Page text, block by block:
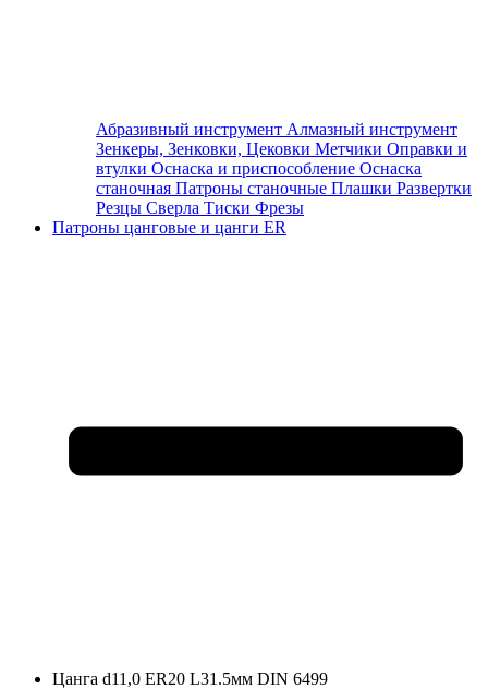
Абразивный инструмент Алмазный инструмент
Зенкеры, Зенковки, Цековки Метчики Оправки и
втулки Оснаска и приспособление Оснаска
станочная Патроны станочные Плашки Развертки
Резцы Сверла Тиски Фрезы
Патроны цанговые и цанги ER
Цанга d11,0 ER20 L31.5мм DIN 6499